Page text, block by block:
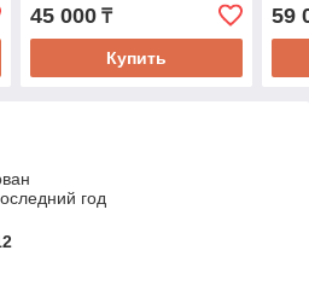
45 000₸
Купить
59
год